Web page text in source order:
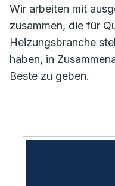
Wir arbeiten mit
zusammen, die für
Heizungsbranche
haben, in
Beste zu geben.